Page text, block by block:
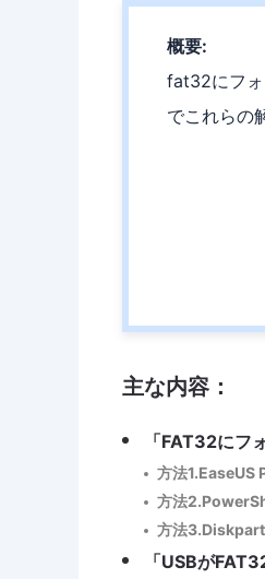
概要:
fat32にフ
でこれらの
主な内容：
「FAT32にフ
方法1.EaseUS
方法
方法3.Diskpart
「USBが